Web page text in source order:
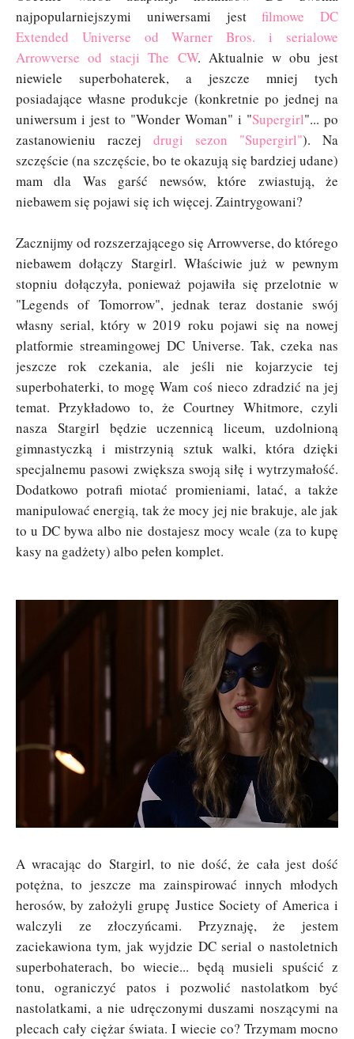
najpopularniejszymi uniwersami jestfilmowe DC
Extended Universe od Warner Bros. i serialowe
Arrowverse od stacji The CW. Aktualnie w obu jest
niewiele superbohaterek, a jeszcze mniej tych
posiadające własne produkcje (konkretnie po jednej na
uniwersum i jest to "Wonder Woman" i "Supergirl"... po
zastanowieniu raczej drugi sezon "Supergirl"). Na
szczęście (na szczęście, bo te okazują się bardziej udane)
mam dla Was garść newsów, które zwiastują, że
niebawem się pojawi się ich więcej. Zaintrygowani?
Zacznijmy od rozszerzającego się Arrowverse, do którego
niebawem dołączy Stargirl. Właściwie już w pewnym
stopniu dołączyła, ponieważ pojawiła się przelotnie w
"Legends of Tomorrow", jednak teraz dostanie swój
własny serial, który w 2019 roku pojawi się na nowej
platformie streamingowej DC Universe. Tak, czeka nas
jeszcze rok czekania, ale jeśli nie kojarzycie tej
superbohaterki, to mogę Wam coś nieco zdradzić na jej
temat. Przykładowo to, że Courtney Whitmore, czyli
nasza Stargirl będzie uczennicą liceum, uzdolnioną
gimnastyczką i mistrzynią sztuk walki, która dzięki
specjalnemu pasowi zwiększa swoją siłę i wytrzymałość.
Dodatkowo potrafi miotać promieniami, latać, a także
manipulować energią, tak że mocy jej nie brakuje, ale jak
to u DC bywa albo nie dostajesz mocy wcale (za to kupę
kasy na gadżety) albo pełen komplet.
A wracając do Stargirl, to nie dość, że cała jest dość
potężna, to jeszcze ma zainspirować innych młodych
herosów, by założyli grupę Justice Society of America i
walczyli ze złoczyńcami. Przyznaję, że jestem
zaciekawiona tym, jak wyjdzie DC serial o nastoletnich
superbohaterach, bo wiecie... będą musieli spuścić z
tonu, ograniczyć patos i pozwolić nastolatkom być
nastolatkami, a nie udręczonymi duszami noszącymi na
plecach cały ciężar świata. I wiecie co? Trzymam mocno